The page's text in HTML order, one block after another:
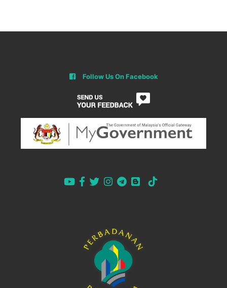
Follow Us On Facebook